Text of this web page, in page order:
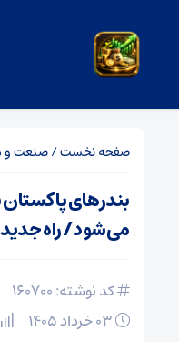
صفحه نخست/صنعت و
بندرهای
می‌شود/ راه جدید
کد نوشته: 160700